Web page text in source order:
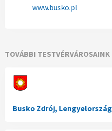
www.busko.pl
TOVÁBBI TESTVÉRVÁROSAINK
Busko Zdrój, Lengyelország